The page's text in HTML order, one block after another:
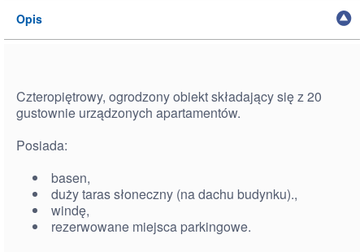
Opis
Czteropiętrowy, ogrodzony obiekt składający się z 20
gustownie urządzonych apartamentów.
Posiada:
basen,
duży taras słoneczny (na dachu budynku).,
windę,
rezerwowane miejsca parkingowe.